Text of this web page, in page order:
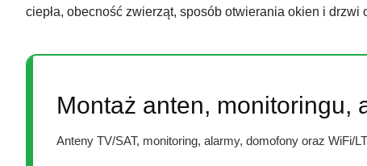
ciepła, obecność zwierząt, sposób otwierania okien i
Montaż anten, monitoringu,
Anteny TV/SAT, monitoring, alarmy, domofony oraz